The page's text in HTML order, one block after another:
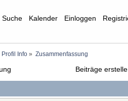
Suche Kalender Einloggen
Profil Info» Zusammenfassung
Beiträge